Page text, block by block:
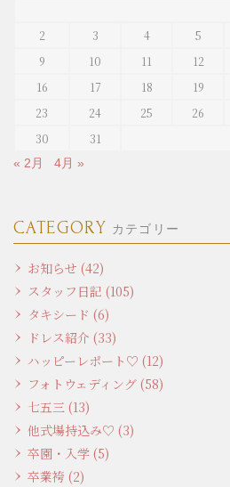
2
3 4 5
9
10 11 12
16
17 18 19
23
24 25 26
30
31
« 2月 4月 »
CATEGORY カテゴリー
お知らせ (42)
スタッフ日記 (105)
タキシード (6)
ドレス紹介 (33)
ハッピーレポート♡ (12)
フォトウェディング (58)
七五三 (13)
他式場持込み♡ (3)
卒園・入学 (5)
卒業袴 (2)